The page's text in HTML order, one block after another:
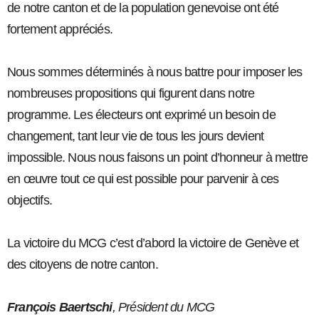
de notre canton et de la population genevoise ont été
fortement appréciés.
Nous sommes déterminés à nous battre pour imposer les
nombreuses propositions qui figurent dans notre
programme. Les électeurs ont exprimé un besoin de
changement, tant leur vie de tous les jours devient
impossible. Nous nous faisons un point d’honneur à mettre
en œuvre tout ce qui est possible pour parvenir à ces
objectifs.
La victoire du MCG c’est d’abord la victoire de Genève et
des citoyens de notre canton.
François Baertschi, Président du MCG